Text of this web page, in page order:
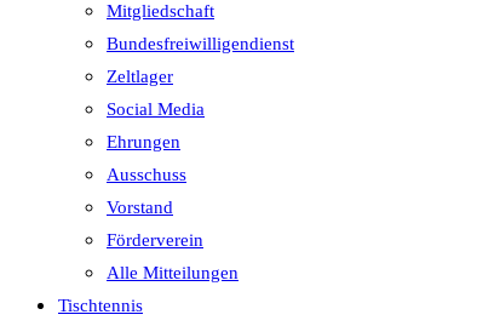
Mitgliedschaft
Bundesfreiwilligendienst
Zeltlager
Social Media
Ehrungen
Ausschuss
Vorstand
Förderverein
Alle Mitteilungen
Tischtennis